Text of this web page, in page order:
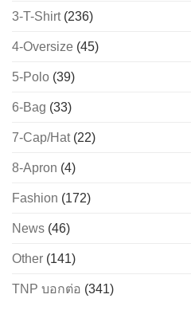
3-T-Shirt(236)
4-Oversize (45)
5-Polo (39)
6-Bag (33)
7-Cap/Hat(22)
8-Apron (4)
Fashion (172)
News (46)
Other (141)
TNP บอกต่อ (341)